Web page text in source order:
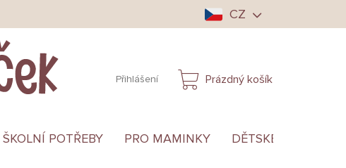
CZ
Přihlášení
NÁKUPNÍ
Prázdný košík
ŠKOLNÍ POTŘEBY PRO MAMINKY DĚTSKÉ OBLEČENÍ